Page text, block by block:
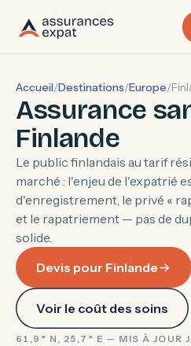
Accueil/Destinations/Europe/
Assurance
Finlande
Le public finlandais au tarif
marché : l'enjeu de l'expatrié
d'enregistrement, le privé «
et le rapatriement — pas de
solide.
Devis pour Finlande
Voir le coût des soins
61,9° N, 25,7° E — MIS À JOUR